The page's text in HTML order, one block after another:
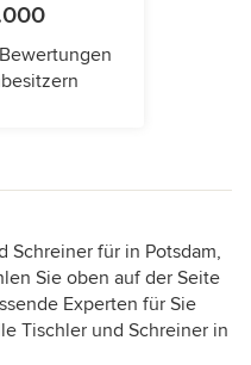
Schreiner für in Potsdam,
Sie oben auf der Seite
Experten für Sie
Tischler und Schreiner in